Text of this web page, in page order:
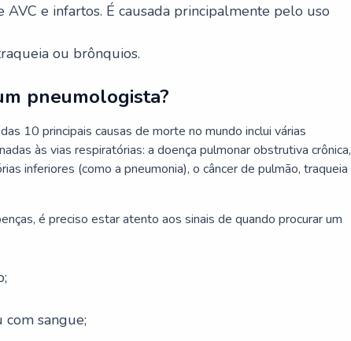
AVC e infartos. É causada principalmente pelo uso
ou brônquios.
pneumologista?
10 principais causas de morte no mundo inclui várias
às vias respiratórias: a doença pulmonar obstrutiva crônica,
inferiores (como a pneumonia), o câncer de pulmão, traqueia
é preciso estar atento aos sinais de quando procurar um
com sangue;